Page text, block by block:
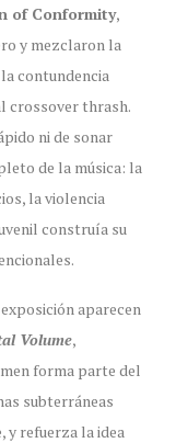
of Conformity,
y mezclaron la
contundencia
crossover thrash.
ni de sonar
de la música: la
la violencia
construía su
aparecen
Volume,
forma parte del
subterráneas
y refuerza la idea